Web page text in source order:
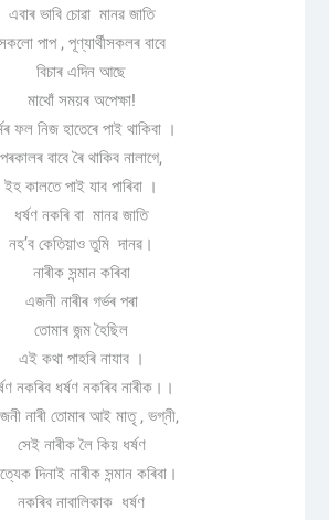
এবাৰ ভাবি চোৱা মানৱ জাতি
পাপ , পূণ্যাৰ্থীসকলৰ বাবে
বিচাৰ এদিন আছে
মাথোঁ সময়ৰ অপেক্ষা!
ফল নিজ হাতেৰে পাই থাকিবা ।
পৰকালৰ বাবে ৰৈ থাকিব নালাগে,
ইহ কালতে পাই যাব পাৰিবা ।
ধৰ্ষণ নকৰি বা মানৱ জাতি
নহ’ব কেতিয়াও তুমি দানৱ।
নাৰীক সন্মান কৰিবা
এজনী নাৰীৰ গৰ্ভৰ পৰা
তোমাৰ জন্ম হৈছিল
এই কথা পাহৰি নাযাব ।
নকৰিব ধৰ্ষণ নকৰিব নাৰীক।।
নাৰী তোমাৰ আই মাতৃ , ভগ্নী,
সেই নাৰীক লৈ কিয় ধৰ্ষণ
দিনাই নাৰীক সন্মান কৰিবা।
নকৰিব নাবালিকাক ধৰ্ষণ